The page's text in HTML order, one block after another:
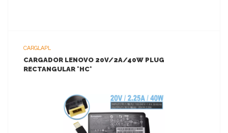
CARGLAPL
CARGADOR LENOVO 20V/2A/40W PLUG
RECTANGULAR *HC*
VER MAS
AGREGAR AL CARRITO